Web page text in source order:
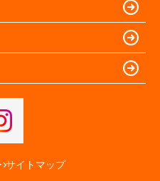
サイトマップ